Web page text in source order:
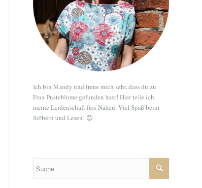
Ich bin Mandy und freue mich sehr, dass du zu
Frau Pusteblume gefunden hast! Hier teile ich
meine Leidenschaft fürs Nähen. Viel Spaß beim
Stöbern und Lesen! 😊